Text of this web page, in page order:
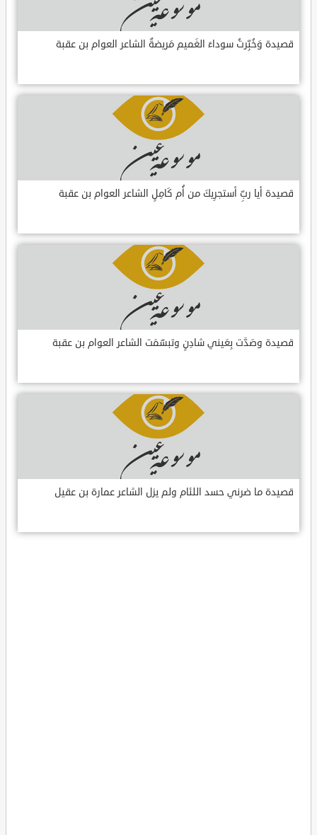
قصيدة وَخُبِّرتُ سوداءَ الغَميم مَريضةٌ الشاعر العوام بن عقبة
قصيدة أيا ربِّ أستجرِيكَ من أُم كَامِلٍ الشاعر العوام بن عقبة
قصيدة وصَدَّت بِعَيني شادِنٍ وتبسّمَت الشاعر العوام بن عقبة
قصيدة ما ضرني حسد اللئام ولم يزل الشاعر عمارة بن عقيل